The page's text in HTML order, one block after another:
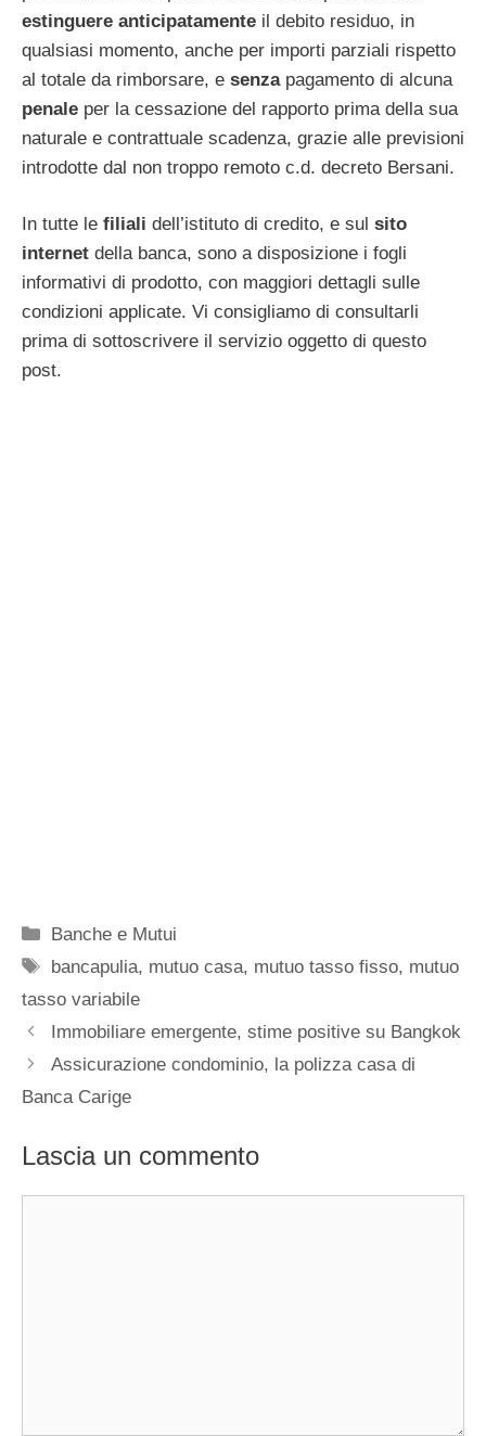
estinguere anticipatamente il debito residuo, in
qualsiasi momento, anche per importi parziali rispetto
al totale da rimborsare, e senzapagamento di alcuna
penale per la cessazione del rapporto prima della sua
naturale e contrattuale scadenza, grazie alle previsioni
introdotte dal non troppo remoto c.d. decreto Bersani.
In tutte le filiali dell’istituto di credito, e sul sito
internet della banca, sono a disposizione i fogli
informativi di prodotto, con maggiori dettagli sulle
condizioni applicate. Vi consigliamo di consultarli
prima di sottoscrivere il servizio oggetto di questo
post.
Categorie
Banche e Mutui
Tag
bancapulia, mutuo casa, mutuo tasso fisso, mutuo
tasso variabile
Immobiliare emergente, stime positive su Bangkok
Assicurazione condominio, la polizza casa di
Banca Carige
Lascia un commento